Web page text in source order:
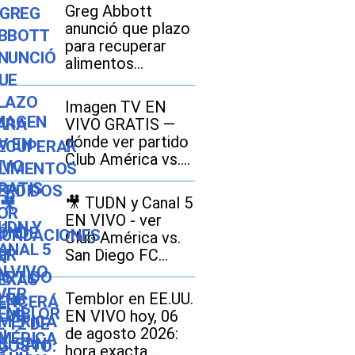
Greg Abbott
anunció que plazo
para recuperar
alimentos
perdidos por
inundaciones en
Texas vencerá el
12 de agosto:
cómo realizar el
trámite si soy
beneficiario de
SNAP
Imagen TV EN
VIVO GRATIS —
dónde ver partido
Club América vs.
San Diego FC por
señal abierta y
Fútbol Online
🎥 TUDN y Canal 5
EN VIVO - ver
Club América vs.
San Diego FC
GRATIS en TV
abierta
Temblor en EE.UU.
EN VIVO hoy, 06
de agosto 2026:
hora exacta,